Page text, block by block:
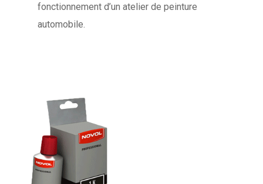
fonctionnement d’un atelier de peinture
automobile.